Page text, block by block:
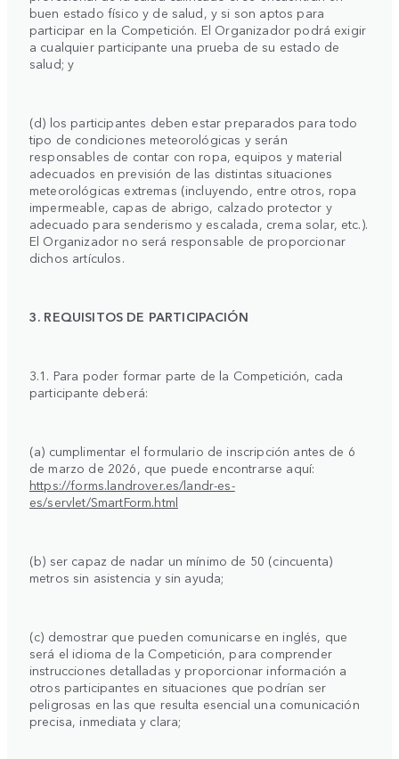
buen estado físico y de salud, y si son aptos para
participar en la Competición. El Organizador podrá exigir
a cualquier participante una prueba de su estado de
salud; y
(d) los participantes deben estar preparados para todo
tipo de condiciones meteorológicas y serán
responsables de contar con ropa, equipos y material
adecuados en previsión de las distintas situaciones
meteorológicas extremas (incluyendo, entre otros, ropa
impermeable, capas de abrigo, calzado protector y
adecuado para senderismo y escalada, crema solar, etc.).
El Organizador no será responsable de proporcionar
dichos artículos.
3. REQUISITOS DE PARTICIPACIÓN
3.1. Para poder formar parte de la Competición, cada
participante deberá:
(a) cumplimentar el formulario de inscripción antes de 6
de marzo de 2026, que puede encontrarse aquí:
https://forms.landrover.es/landr-es-
es/servlet/SmartForm.html
(b) ser capaz de nadar un mínimo de 50 (cincuenta)
metros sin asistencia y sin ayuda;
(c) demostrar que pueden comunicarse en inglés, que
será el idioma de la Competición, para comprender
instrucciones detalladas y proporcionar información a
otros participantes en situaciones que podrían ser
peligrosas en las que resulta esencial una comunicación
precisa, inmediata y clara;